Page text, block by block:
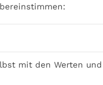
mit den Werten und